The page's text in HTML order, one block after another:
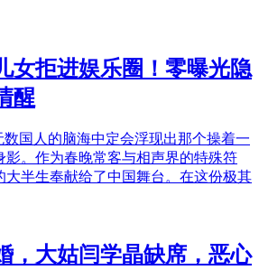
女拒进娱乐圈！零曝光隐
醒
数国人的脑海中定会浮现出那个操着一
影。作为春晚常客与相声界的特殊符
大半生奉献给了中国舞台。在这份极其
，大姑闫学晶缺席，恶心